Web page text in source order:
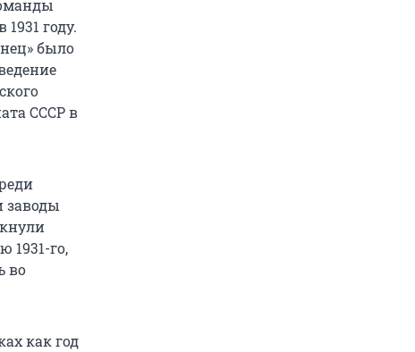
году.
было
СССР в
заводы
1931-го,
во
как год